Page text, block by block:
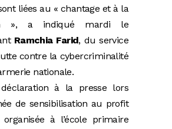
liées au « chantage et à la
», a indiqué mardi le
Ramchia Farid, du service
contre la cybercriminalité
nationale.
à la presse lors
de sensibilisation au profit
à l’école primaire